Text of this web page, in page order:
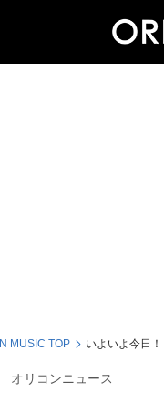
MUSIC TOP いよいよ今日
オリコンニュース